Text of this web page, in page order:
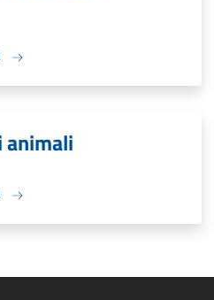
animali